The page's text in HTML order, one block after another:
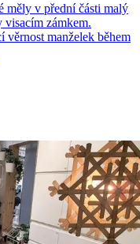
měly v přední části malý
zámkem.
manželek během